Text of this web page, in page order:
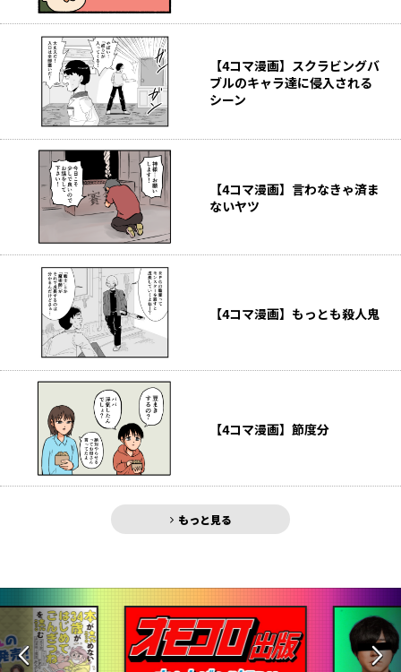
【4コマ漫画】スクラビングバ
ブルのキャラ達に侵入される
シーン
【4コマ漫画】言わなきゃ済ま
ないヤツ
【4コマ漫画】もっとも殺人鬼
【4コマ漫画】節度分
もっと見る